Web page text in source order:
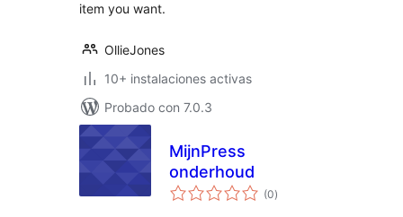
item you want.
OllieJones
10+ instalaciones activas
Probado con 7.0.3
MijnPress
onderhoud
(0evaluación
total
)